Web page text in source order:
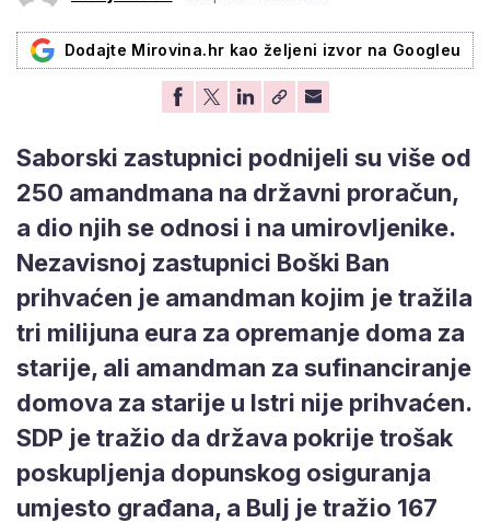
Dodajte Mirovina.hr kao željeni izvor na Googleu
Saborski zastupnici podnijeli su više od
250 amandmana na državni proračun,
a dio njih se odnosi i na umirovljenike.
Nezavisnoj zastupnici Boški Ban
prihvaćen je amandman kojim je tražila
tri milijuna eura za opremanje doma za
starije, ali amandman za sufinanciranje
domova za starije u Istri nije prihvaćen.
SDP je tražio da država pokrije trošak
poskupljenja dopunskog osiguranja
umjesto građana, a Bulj je tražio 167